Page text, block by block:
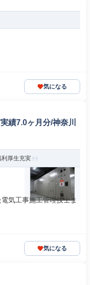
気になる
績7.0ヶ月分/神奈川
厚生充実
気工事施工管理技士ま
気になる